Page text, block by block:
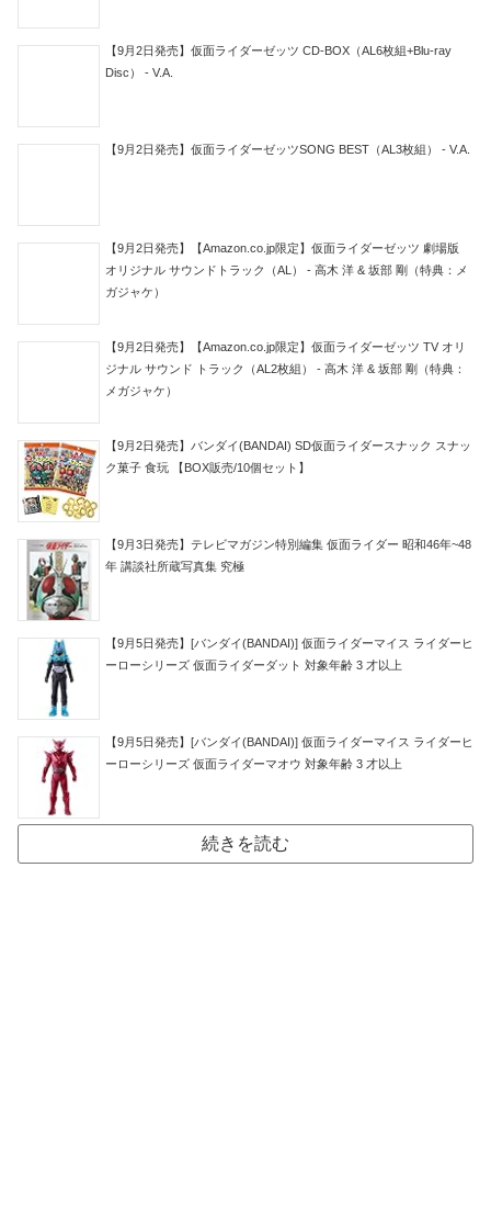
【9月2日発売】仮面ライダーゼッツ CD-BOX（AL6枚組+Blu-ray
Disc） - V.A.
【9月2日発売】仮面ライダーゼッツSONG BEST（AL3枚組） - V.A.
【9月2日発売】【Amazon.co.jp限定】仮面ライダーゼッツ 劇場版
オリジナル サウンドトラック（AL） - 高木 洋 & 坂部 剛（特典：メ
ガジャケ）
【9月2日発売】【Amazon.co.jp限定】仮面ライダーゼッツ TV オリ
ジナル サウンド トラック（AL2枚組） - 高木 洋 & 坂部 剛（特典：
メガジャケ）
【9月2日発売】バンダイ(BANDAI) SD仮面ライダースナック スナッ
ク菓子 食玩 【BOX販売/10個セット】
【9月3日発売】テレビマガジン特別編集 仮面ライダー 昭和46年~48
年 講談社所蔵写真集 究極
【9月5日発売】[バンダイ(BANDAI)] 仮面ライダーマイス ライダーヒ
ーローシリーズ 仮面ライダーダット 対象年齢 3 才以上
【9月5日発売】[バンダイ(BANDAI)] 仮面ライダーマイス ライダーヒ
ーローシリーズ 仮面ライダーマオウ 対象年齢 3 才以上
続きを読む